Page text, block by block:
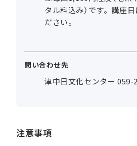
タル料込み）です。講座
ださい。
問い合わせ先
津中日文化センター 059-
注意事項